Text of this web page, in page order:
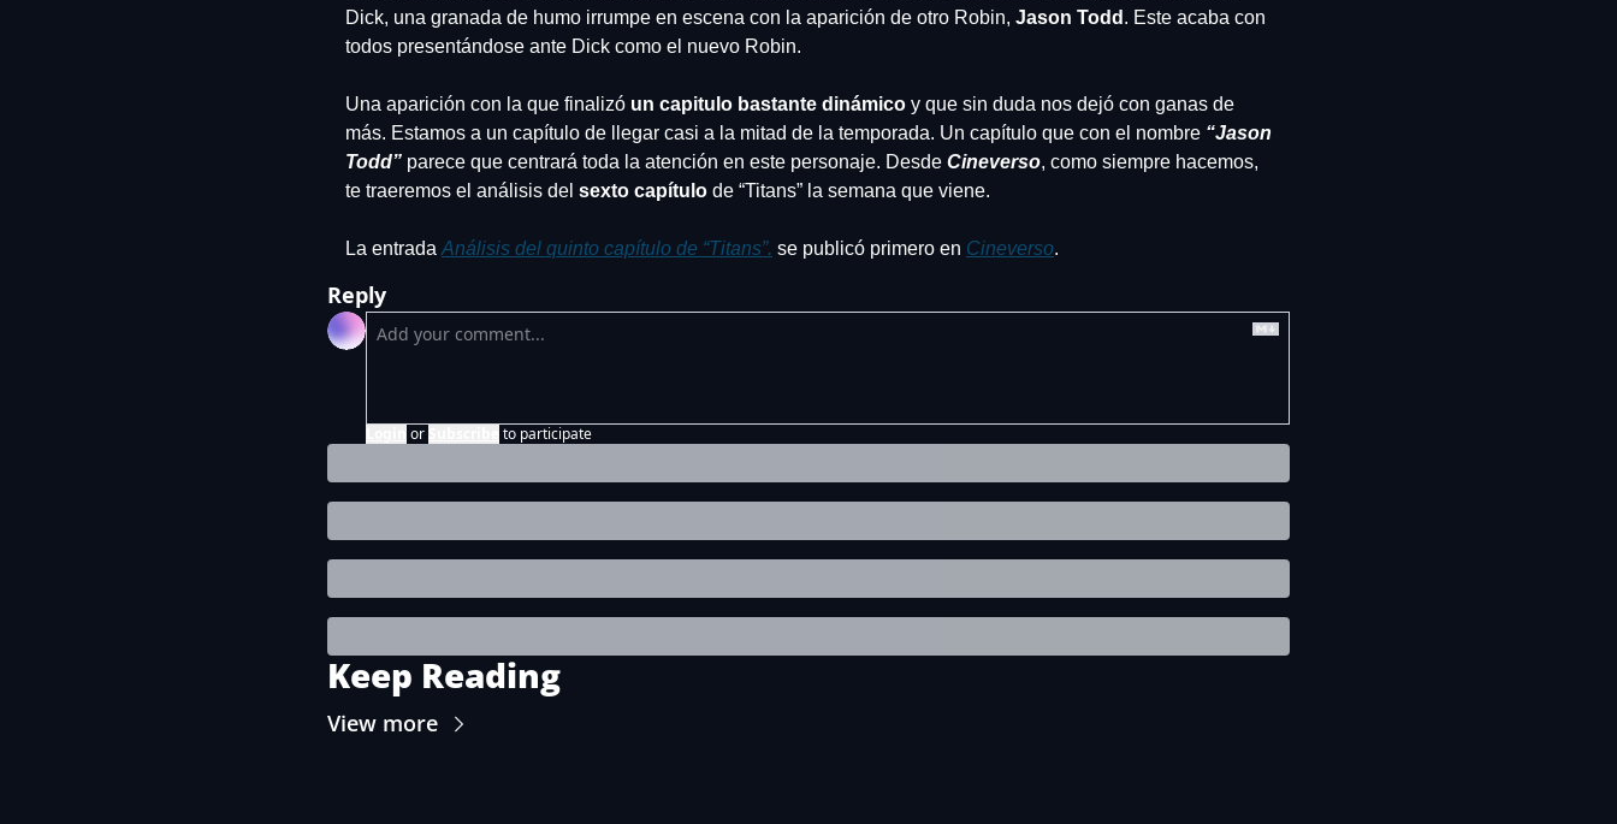
Dick, una granada de humo irrumpe en escena con la aparición de otro Robin, Jason Todd . Este acaba con
todos presentándose ante Dick como el nuevo Robin.
Una aparición con la que finalizó un capitulo bastante dinámico y que sin duda nos dejó con ganas de
más. Estamos a un capítulo de llegar casi a la mitad de la temporada. Un capítulo que con el nombre “Jason
Todd” parece que centrará toda la atención en este personaje. Desde Cineverso, como siempre hacemos,
te traeremos el análisis del sexto capítulo de “Titans” la semana que viene.
La entrada Análisis del quinto capítulo de “Titans”. se publicó primero en Cineverso.
Reply
or to participate
Keep Reading
View more